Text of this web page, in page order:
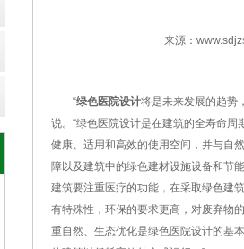
来源：
“绿色医院设计将是未来发展的趋势
说。“绿色医院设计是在建筑的全寿命
健康、适用和高效的使用空间，并与自
障以及建筑中的绿色建材设施设备和节
建筑要注重医疗的功能，在采取绿色建
有特殊性，环保的要求更高，对废弃物
重自然、生态优化是绿色医院设计的基